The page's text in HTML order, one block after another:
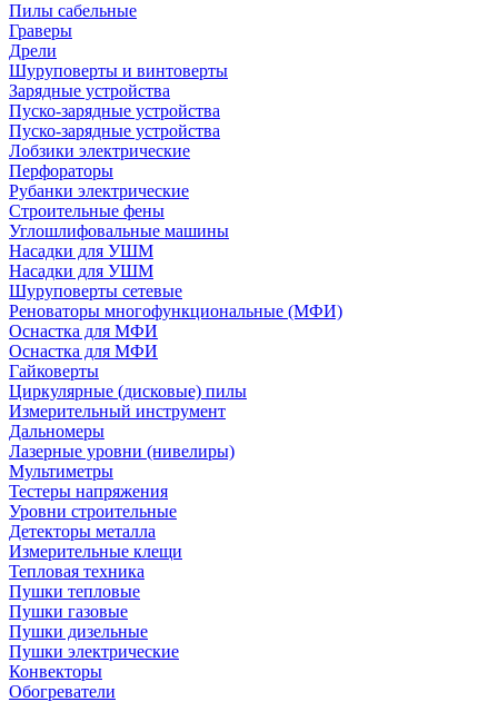
Пилы сабельные
Граверы
Дрели
Шуруповерты и винтоверты
Зарядные устройства
Пуско-зарядные устройства
Пуско-зарядные устройства
Лобзики электрические
Перфораторы
Рубанки электрические
Строительные фены
Углошлифовальные машины
Насадки для УШМ
Насадки для УШМ
Шуруповерты сетевые
Реноваторы многофункциональные (МФИ)
Оснастка для МФИ
Оснастка для МФИ
Гайковерты
Циркулярные (дисковые) пилы
Измерительный инструмент
Дальномеры
Лазерные уровни (нивелиры)
Мультиметры
Тестеры напряжения
Уровни строительные
Детекторы металла
Измерительные клещи
Тепловая техника
Пушки тепловые
Пушки газовые
Пушки дизельные
Пушки электрические
Конвекторы
Обогреватели